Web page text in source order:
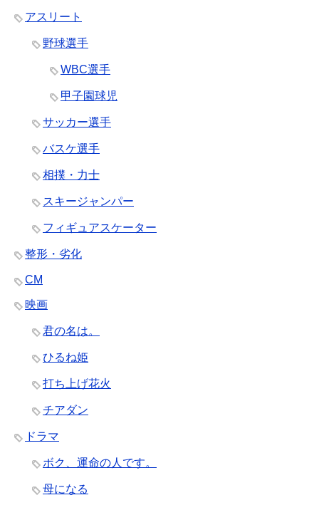
アスリート
野球選手
WBC選手
甲子園球児
サッカー選手
バスケ選手
相撲・力士
スキージャンパー
フィギュアスケーター
整形・劣化
CM
映画
君の名は。
ひるね姫
打ち上げ花火
チアダン
ドラマ
ボク、運命の人です。
母になる